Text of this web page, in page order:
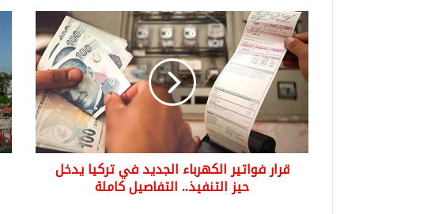
قرار
فواتير
الكهرباء
الجديد
في
تركيا
يدخل
حيز
التنفيذ..
التفاصيل
قرار فواتير الكهرباء الجديد في تركيا يدخل
حيز التنفيذ.. التفاصيل كاملة